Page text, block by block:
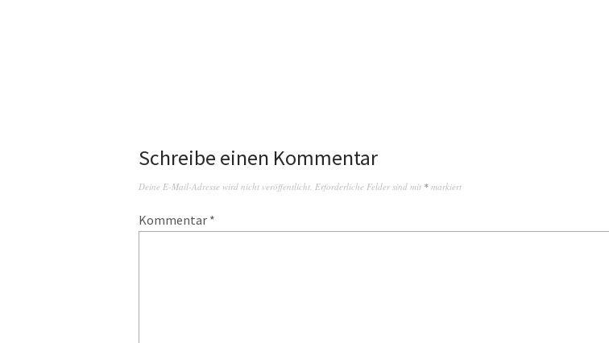
Schreibe einen Kommentar
Deine E-Mail-Adresse wird nicht veröffentlicht. Erforderliche Felder sind mit * markiert
Kommentar *